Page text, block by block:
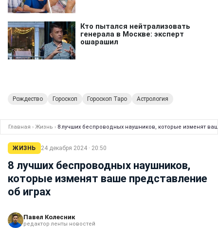
Рождество Гороскоп Гороскоп Таро Астрология
Главная › Жизнь › 8 лучших беспроводных наушников, которые изменят
ЖИЗНЬ 24 декабря 2024 · 20:50
8 лучших беспроводных наушников,
которые изменят ваше представление
об играх
Павел Колесник
редактор ленты новостей